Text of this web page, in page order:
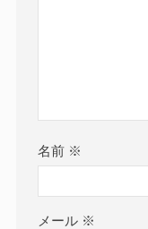
名前 ※
メール ※